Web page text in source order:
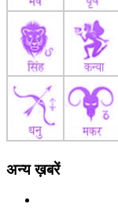
अन्य ख़बरें